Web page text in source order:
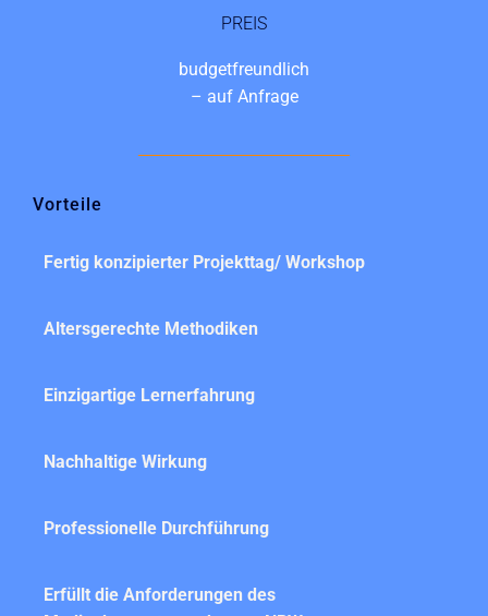
PREIS
budgetfreundlich
– auf Anfrage
Vorteile
Fertig konzipierter Projekttag/ Workshop
Altersgerechte Methodiken
Einzigartige Lernerfahrung
Nachhaltige Wirkung
Professionelle Durchführung
Erfüllt die Anforderungen des